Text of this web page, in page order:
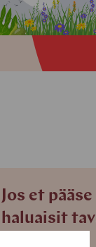
Jos et
haluaisit